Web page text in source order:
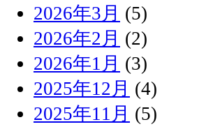
2026年3月 (5)
2026年2月 (2)
2026年1月 (3)
2025年12月 (4)
2025年11月 (5)